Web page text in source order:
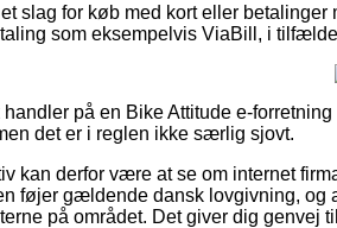
slag for køb med kort eller
som eksempelvis ViaBill, i
handler på en Bike Attitude e-
det er i reglen ikke særlig sjovt.
kan derfor være at se om internet
føjer gældende dansk lovgivning, og
på området. Det giver dig genvej